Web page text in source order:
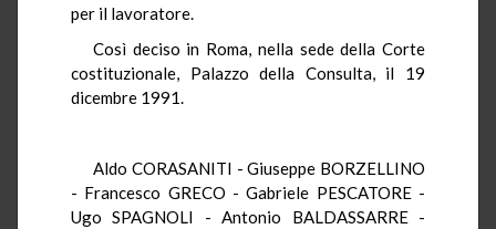
per il lavoratore.
Così deciso in Roma, nella sede della Corte
costituzionale, Palazzo della Consulta, il 19
dicembre 1991.
Aldo CORASANITI - Giuseppe BORZELLINO
- Francesco GRECO - Gabriele PESCATORE -
Ugo SPAGNOLI - Antonio BALDASSARRE -